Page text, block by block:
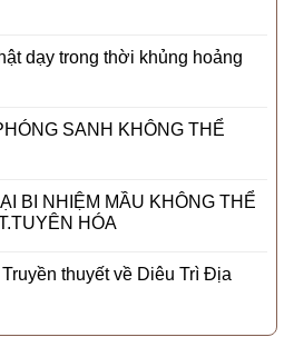
dạy trong thời khủng hoảng
SANH KHÔNG THỂ
BI NHIỆM MẦU KHÔNG THỂ
HÓA
thuyết về Diêu Trì Địa